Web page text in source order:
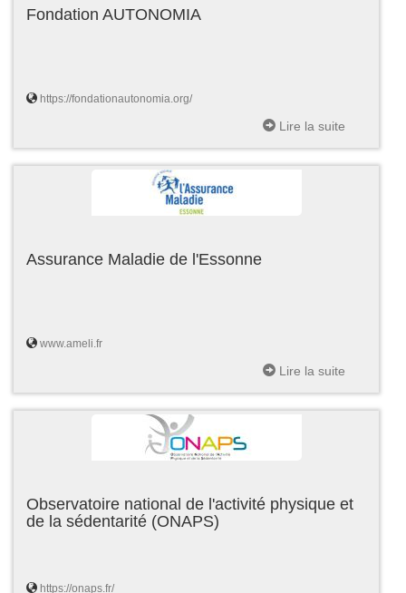
Fondation AUTONOMIA
https://fondationautonomia.org/
Lire la suite
Assurance Maladie de l'Essonne
www.ameli.fr
Lire la suite
Observatoire national de l'activité physique et
de la sédentarité (ONAPS)
https://onaps.fr/